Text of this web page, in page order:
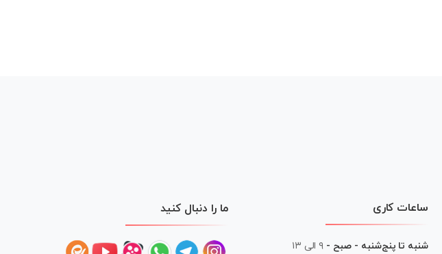
ساعات کاری
شنبه تا پنج‌شنبه - صبح - ۹ الی ۱۳
ما را دنبال کنید